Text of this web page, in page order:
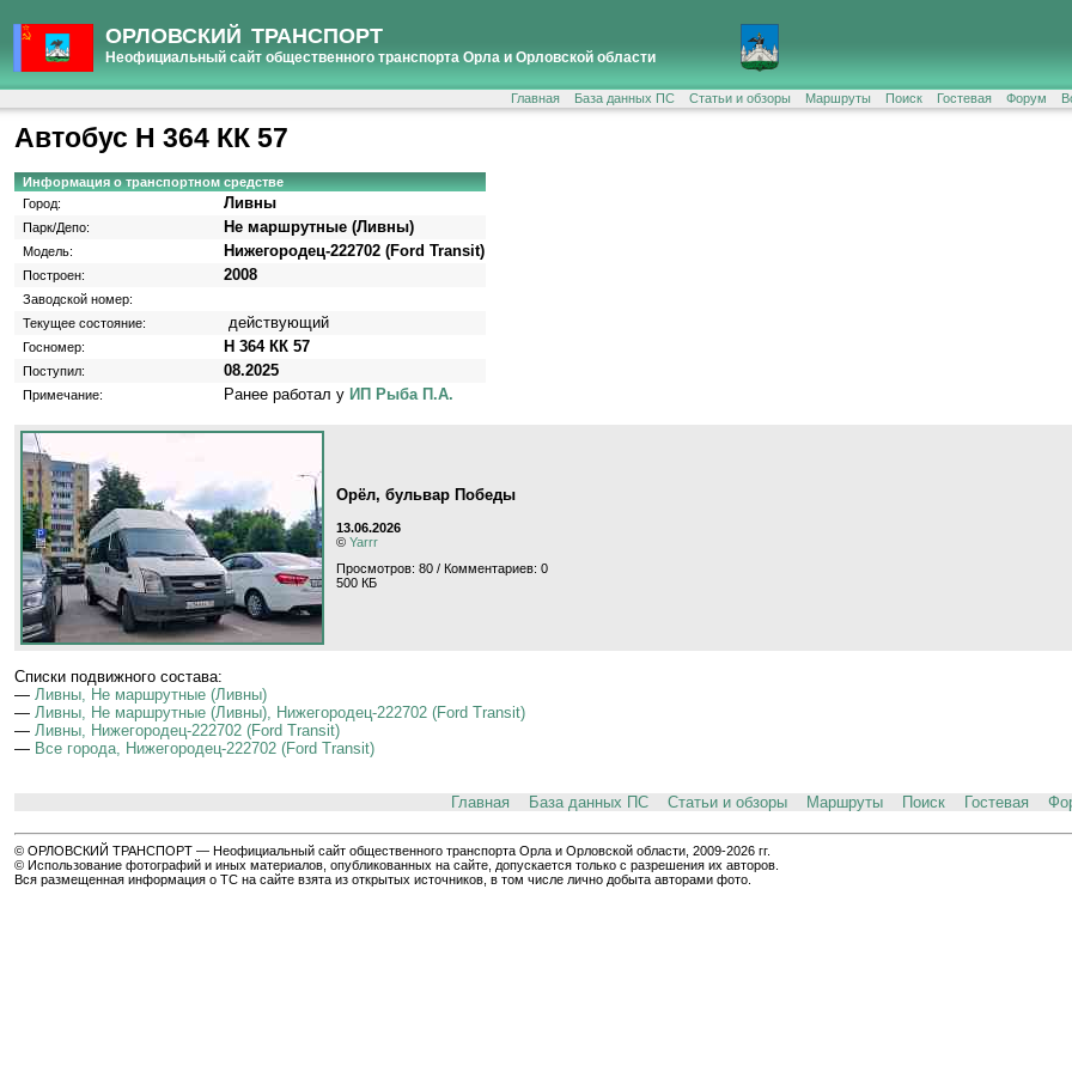
ОРЛОВСКИЙ ТРАНСПОРТ
Неофициальный сайт общественного транспорта Орла и Орловской области
Главная База данных ПС Статьи и обзоры Маршруты Поиск Гостевая Форум
Автобус Н 364 КК 57
Информация о транспортном средстве
Город:
Ливны
Парк/Депо: Не маршрутные (Ливны)
Модель: Нижегородец-222702 (Ford Transit)
Построен: 2008
Заводской номер:
Текущее состояние:
действующий
Госномер: Н 364 КК 57
Поступил: 08.2025
Примечание: Ранее работал у ИП Рыба П.А.
Орёл, бульвар Победы
13.06.2026
© Yarrr
Просмотров: 80 / Комментариев: 0
500 КБ
Cписки подвижного состава:
— Ливны, Не маршрутные (Ливны)
— Ливны, Не маршрутные (Ливны), Нижегородец-222702 (Ford Transit)
— Ливны, Нижегородец-222702 (Ford Transit)
— Все города, Нижегородец-222702 (Ford Transit)
Главная База данных ПС Статьи и обзоры Маршруты Поиск Гостевая
© ОРЛОВСКИЙ ТРАНСПОРТ — Неофициальный сайт общественного транспорта Орла и Орловской области, 2009-2026 гг.
© Использование фотографий и иных материалов, опубликованных на сайте, допускается только с разрешения их авторов.
Вся размещенная информация о ТС на сайте взята из открытых источников, в том числе лично добыта авторами фото.